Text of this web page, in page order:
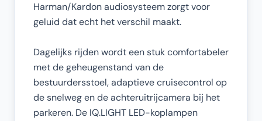
Harman/Kardon audiosysteem zorgt voor
geluid dat echt het verschil maakt.
Dagelijks rijden wordt een stuk comfortabeler
met de geheugenstand van de
bestuurdersstoel, adaptieve cruisecontrol op
de snelweg en de achteruitrijcamera bij het
parkeren. De IQ.LIGHT LED-koplampen